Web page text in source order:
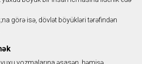
görə isə, dövlət böyükləri tərəfindən